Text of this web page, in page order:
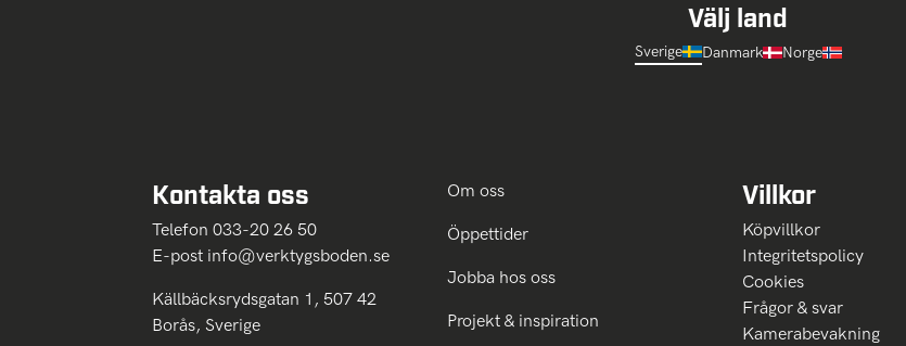
Välj land
Sverige Danmark Norge
Kontakta oss
Telefon 033-20 26 50
E-post info@verktygsboden.se
Källbäcksrydsgatan 1, 507 42
Borås, Sverige
Om oss
Öppettider
Jobba hos oss
Projekt & inspiration
Villkor
Köpvillkor
Integritetspolicy
Cookies
Frågor & svar
Kamerabevakning